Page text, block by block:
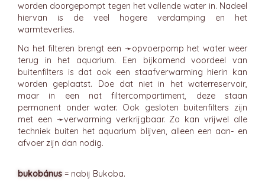
worden doorgepompt tegen het vallende water in. Nadeel
hiervan is de veel hogere verdamping en het
warmteverlies.
Na het filteren brengt een ➛opvoerpomp het water weer
terug in het aquarium. Een bijkomend voordeel van
buitenfilters is dat ook een staafverwarming hierin kan
worden geplaatst. Doe dat niet in het waterreservoir,
maar in een nat filtercompartiment, deze staan
permanent onder water. Ook gesloten buitenfilters zijn
met een ➛verwarming verkrijgbaar. Zo kan vrijwel alle
techniek buiten het aquarium blijven, alleen een aan- en
afvoer zijn dan nodig.
bukobánus = nabij Bukoba.